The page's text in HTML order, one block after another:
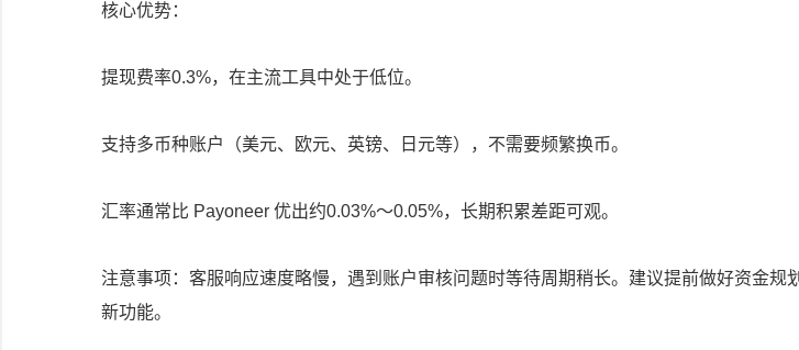
核心优势：
提现费率0.3%，在主流工具中处于低位。
支持多币种账户（美元、欧元、英镑、日元等），不需要频繁换币。
汇率通常比 Payoneer 优出约0.03%～0.05%，长期积累差距可观。
注意事项：客服响应速度略慢，遇到账户审核问题时等待周期稍长。建议提前做好资金规
新功能。